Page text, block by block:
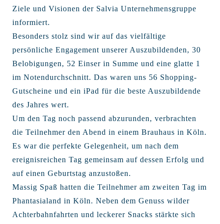
Ziele und Visionen der Salvia Unternehmensgruppe
informiert.
Besonders stolz sind wir auf das vielfältige
persönliche Engagement unserer Auszubildenden, 30
Belobigungen, 52 Einser in Summe und eine glatte 1
im Notendurchschnitt. Das waren uns 56 Shopping-
Gutscheine und ein iPad für die beste Auszubildende
des Jahres wert.
Um den Tag noch passend abzurunden, verbrachten
die Teilnehmer den Abend in einem Brauhaus in Köln.
Es war die perfekte Gelegenheit, um nach dem
ereignisreichen Tag gemeinsam auf dessen Erfolg und
auf einen Geburtstag anzustoßen.
Massig Spaß hatten die Teilnehmer am zweiten Tag im
Phantasialand in Köln. Neben dem Genuss wilder
Achterbahnfahrten und leckerer Snacks stärkte sich